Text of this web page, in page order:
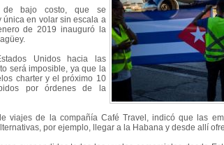
de bajo costo, que se
única en volar sin escala a
de 2019 inauguró la
Unidos hacia las
será imposible, ya que la
charter y el próximo 10
por órdenes de la
viajes de la compañía Café Travel, indicó que las
por ejemplo, llegar a la Habana y desde allí